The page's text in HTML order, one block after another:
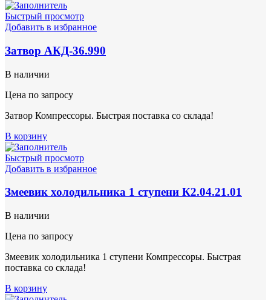
Быстрый просмотр
Добавить в избранное
Затвор АКД-36.990
В наличии
Цена по запросу
Затвор Компрессоры. Быстрая поставка со склада!
В корзину
Быстрый просмотр
Добавить в избранное
Змеевик холодильника 1 ступени К2.04.21.01
В наличии
Цена по запросу
Змеевик холодильника 1 ступени Компрессоры. Быстрая
поставка со склада!
В корзину